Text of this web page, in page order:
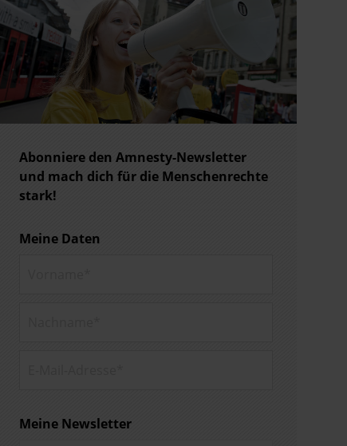
Abonniere den Amnesty-Newsletter
und mach dich für die Menschenrechte
stark!
Meine Daten
Meine Newsletter